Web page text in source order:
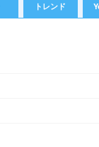
トレンド